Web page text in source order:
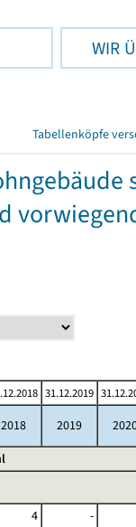
WIR
Tabellenköpfe
31.12.2019
2018 2019
4 -